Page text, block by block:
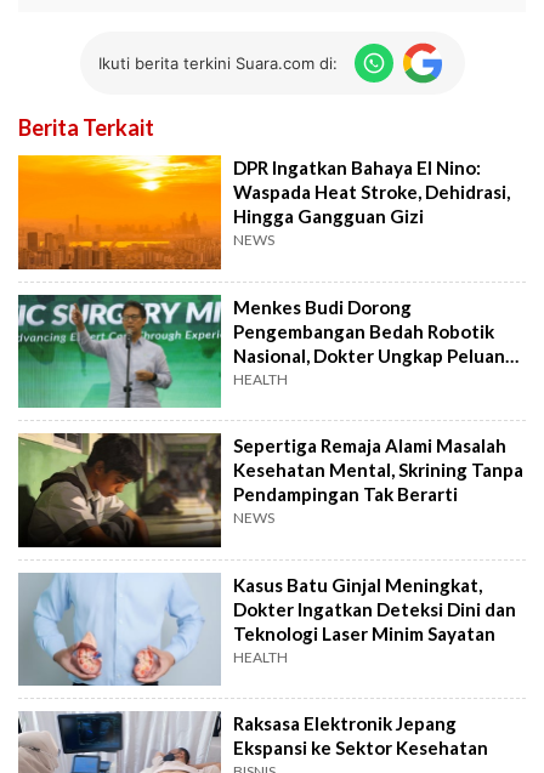
Ikuti berita terkini Suara.com di:
Berita Terkait
DPR Ingatkan Bahaya El Nino:
Waspada Heat Stroke, Dehidrasi,
Hingga Gangguan Gizi
NEWS
Menkes Budi Dorong
Pengembangan Bedah Robotik
Nasional, Dokter Ungkap Peluang
Pembiayaan BPJS
HEALTH
Sepertiga Remaja Alami Masalah
Kesehatan Mental, Skrining Tanpa
Pendampingan Tak Berarti
NEWS
Kasus Batu Ginjal Meningkat,
Dokter Ingatkan Deteksi Dini dan
Teknologi Laser Minim Sayatan
HEALTH
Raksasa Elektronik Jepang
Ekspansi ke Sektor Kesehatan